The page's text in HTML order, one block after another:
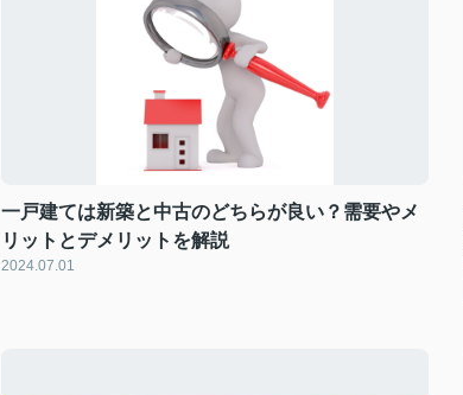
一戸建ては新築と中古のどちらが良い？需要やメ
リットとデメリットを解説
2024.07.01